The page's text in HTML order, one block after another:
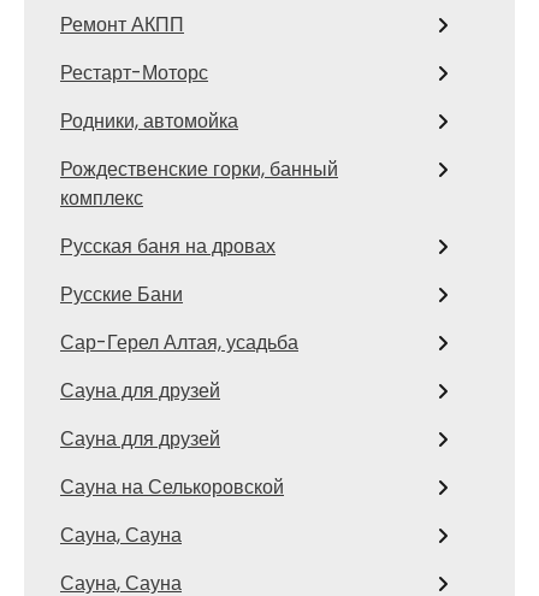
Ремонт АКПП
Рестарт-Моторс
Родники, автомойка
Рождественские горки, банный
комплекс
Русская баня на дровах
Русские Бани
Сар-Герел Алтая, усадьба
Сауна для друзей
Сауна для друзей
Сауна на Селькоровской
Сауна, Сауна
Сауна, Сауна